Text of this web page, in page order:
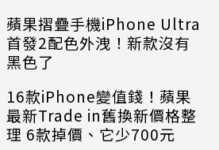
蘋果摺疊手機iPhone Ultra
首發2配色外洩！新款沒有
黑色了
16款iPhone變值錢！蘋果
最新Trade in舊換新價格整
理 6款掉價、它少700元